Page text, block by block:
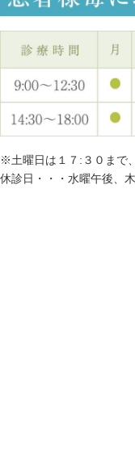
※土曜日は１７:３０まで
休診日・・・水曜午後、